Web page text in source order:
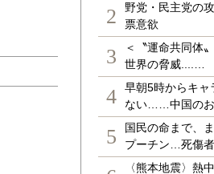
2
野党・民主党の
票意欲
3
＜〝運命共同体
世界の脅威....…
4
早朝5時からキャ
ない……中国の
5
国民の命まで、
プーチン…死傷
〈熊本地震〉熱